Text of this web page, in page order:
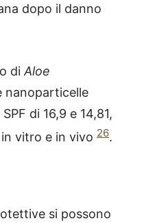
dopo il danno
di Aloe
nanoparticelle
di 16,9 e 14,81,
vitro e in vivo 26.
si possono